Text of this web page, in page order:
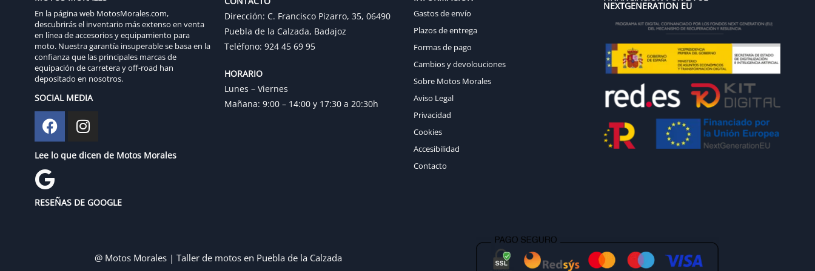
En la página web MotosMorales.com,
descubrirás el inventario más extenso en venta
en línea de accesorios y equipamiento para
moto. Nuestra garantía insuperable se basa en la
confianza que las principales marcas de
equipación de carretera y off-road han
depositado en nosotros.
SOCIAL MEDIA
Lee lo que dicen de Motos Morales
RESEÑAS DE GOOGLE
Dirección: C. Francisco Pizarro, 35, 06490
Puebla de la Calzada, Badajoz
Teléfono: 924 45 69 95
HORARIO
Lunes – Viernes
Mañana: 9:00 – 14:00 y 17:30 a 20:30h
Gastos de envío
Plazos de entrega
Formas de pago
Cambios y devolouciones
Sobre Motos Morales
Aviso Legal
Privacidad
Cookies
Accesibilidad
Contacto
NEXTGENERATION EU
@ Motos Morales | Taller de motos en Puebla de la Calzada